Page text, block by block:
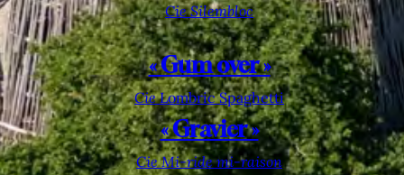
Cie Silembloc
« Gum over »
CieLombric Spaghetti
« Gravier »
Cie Mi-ride mi-raison